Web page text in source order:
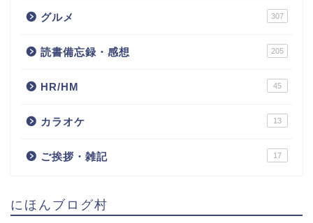
グルメ 307
読書備忘録・感想 205
HR/HM 45
カラオケ 13
ご挨拶・雑記 17
にほんブログ村